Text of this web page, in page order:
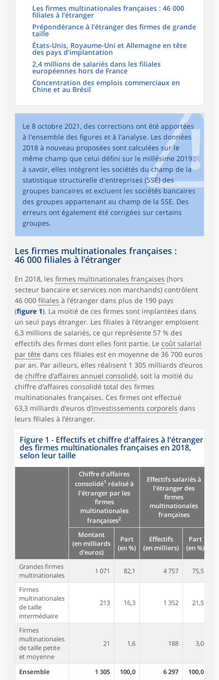
Les firmes multinationales françaises : 46 000
filiales à l’étranger
Prépondérance à l’étranger des firmes de grande
taille
États-Unis, Royaume-Uni et Allemagne en tête
des pays d’implantation
2,4 millions de salariés dans les filiales
européennes hors de France
Concentration des emplois commerciaux en
Chine et au Brésil
Le 8 octobre 2021, des corrections ont été apportées
à l'ensemble des figures et à l'analyse. Les données
2018 à nouveau proposées sont calculées sur le
même champ que celui défini sur le millésime 2019 ;
à savoir, elles intègrent les sociétés du champ de la
statistique structurelle d'entreprises (SSE) des
groupes bancaires et excluent les sociétés bancaires
des groupes appartenant au champ de la SSE. Des
erreurs ont également été corrigées sur certains
groupes.
Les firmes multinationales françaises :
46 000 filiales à l’étranger
En 2018, les firmes multinationales françaises (hors
secteur bancaire et services non marchands) contrôlent
46 000 filiales à l’étranger dans plus de 190 pays
(figure 1). La moitié de ces firmes sont implantées dans
un seul pays étranger. Les filiales à l’étranger emploient
6,3 millions de salariés, ce qui représente 57 % des
effectifs des firmes dont elles font partie. Le coût salarial
par tête dans ces filiales est en moyenne de 36 700 euros
par an. Par ailleurs, elles réalisent 1 305 milliards d’euros
de chiffre d’affaires annuel consolidé, soit la moitié du
chiffre d’affaires consolidé total des firmes
multinationales françaises. Ces firmes ont effectué
63,3 milliards d’euros d’investissements corporels dans
leurs filiales à l’étranger.
Figure 1 - Effectifs et chiffre d'affaires à l'étranger
des firmes multinationales françaises en 2018,
selon leur taille
Chiffre d'affaires
consolidé1 réalisé à
l’étranger par les
firmes
multinationales
françaises2
Effectifs salariés à
l'étranger des
firmes
multinationales
françaises
Montant
(en milliards
d'euros)
Part
(en %)
Effectifs
(en milliers)
Part
(en %)
Grandes firmes
multinationales
1 071 82,1 4 757 75,5
Firmes
multinationales
de taille
intermédiaire
213 16,3 1 352 21,5
Firmes
multinationales
de taille petite
et moyenne
21 1,6 188 3,0
Ensemble 1 305 100,0 6 297
100,0